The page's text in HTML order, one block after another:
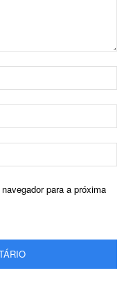
para a próxima